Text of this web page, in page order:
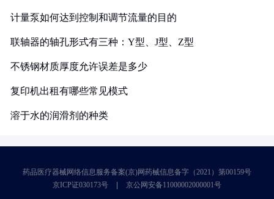
计量泵如何达到控制和调节流量的目的
联轴器的轴孔形式有三种：Y型、J型、Z型
不锈钢材质厚度允许误差是多少
复印机出租有哪些常见模式
溶于水的润滑剂的种类
药品医疗器械网络信息服务备案(京)网药械信息备字（2021）第00159号
京ICP证030173号
京公网安备11000002000001号